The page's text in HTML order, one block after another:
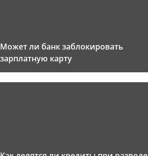
Может ли банк заблокировать
зарплатную карту